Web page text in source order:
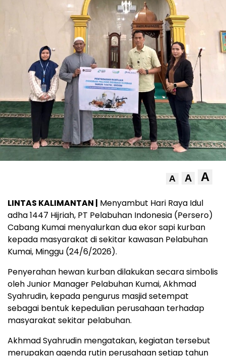
A A A
LINTAS KALIMANTAN | Menyambut Hari Raya Idul
adha 1447 Hijriah, PT Pelabuhan Indonesia (Persero)
Cabang Kumai menyalurkan dua ekor sapi kurban
kepada masyarakat di sekitar kawasan Pelabuhan
Kumai, Minggu (24/6/2026).
Penyerahan hewan kurban dilakukan secara simbolis
oleh Junior Manager Pelabuhan Kumai, Akhmad
Syahrudin, kepada pengurus masjid setempat
sebagai bentuk kepedulian perusahaan terhadap
masyarakat sekitar pelabuhan.
Akhmad Syahrudin mengatakan, kegiatan tersebut
merupakan agenda rutin perusahaan setiap tahun